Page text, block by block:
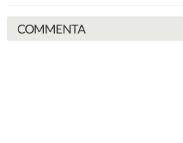
COMMENTA